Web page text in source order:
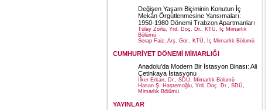
Değişen Yaşam Biçiminin Konutun İç
Mekân Örgütlenmesine Yansımaları:
1950-1980 Dönemi Trabzon Apartmanları
Tülay Zorlu, Yrd. Doç. Dr., KTÜ, İç Mimarlık
Bölümü
Serap Faiz, Arş. Gör., KTÜ, İç Mimarlık Bölümü
CUMHURİYET DÖNEMİ MİMARLIĞI
Anadolu’da Modern Bir İstasyon Binası: Ali
Çetinkaya İstasyonu
İlker Erkan, Dr., SDÜ, Mimarlık Bölümü
Hasan Ş. Haştemoğlu, Yrd. Doç. Dr., SDÜ,
Mimarlık Bölümü
YAYINLAR